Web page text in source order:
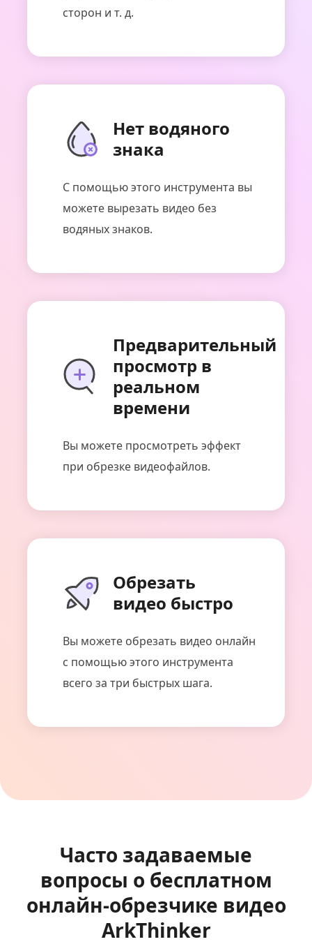
сторон и т. д.
Нет водяного
знака
С помощью этого инструмента вы
можете вырезать видео без
водяных знаков.
Предварительный
просмотр в
реальном
времени
Вы можете просмотреть эффект
при обрезке видеофайлов.
Обрезать
видео быстро
Вы можете обрезать видео онлайн
с помощью этого инструмента
всего за три быстрых шага.
Часто задаваемые
вопросы о бесплатном
онлайн-обрезчике видео
ArkThinker